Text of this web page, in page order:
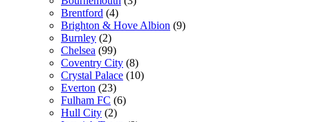
Brentford (4)
Brighton & Hove Albion (9)
Burnley (2)
Chelsea (99)
Coventry City (8)
Crystal Palace (10)
Everton (23)
Fulham FC (6)
Hull City (2)